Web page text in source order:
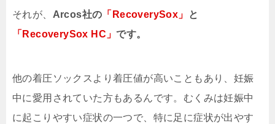
それが、 Arcos社の 「RecoverySox」
と
「RecoverySox HC」です。
他の着圧ソックスより着圧値が高いこともあり、妊娠
中に愛用されていた方もあるんです。むくみは妊娠中
に起こりやすい症状の一つで、特に足に症状が出やす